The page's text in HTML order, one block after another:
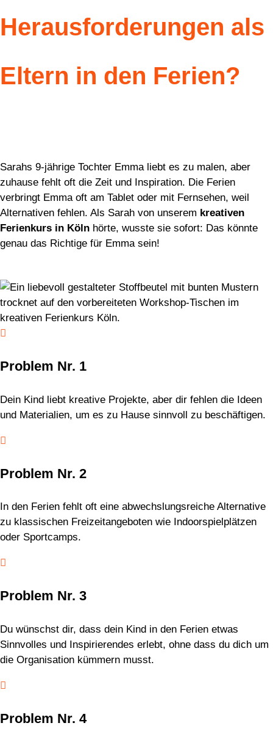
Herausforderungen als
Eltern in den Ferien?
Sarahs 9-jährige Tochter Emma liebt es zu malen, aber
zuhause fehlt oft die Zeit und Inspiration. Die Ferien
verbringt Emma oft am Tablet oder mit Fernsehen, weil
Alternativen fehlen. Als Sarah von unserem kreativen
Ferienkurs in Köln hörte, wusste sie sofort: Das könnte
genau das Richtige für Emma sein!

Problem Nr. 1
Dein Kind liebt kreative Projekte, aber dir fehlen die Ideen
und Materialien, um es zu Hause sinnvoll zu beschäftigen.

Problem Nr. 2
In den Ferien fehlt oft eine abwechslungsreiche Alternative
zu klassischen Freizeitangeboten wie Indoorspielplätzen
oder Sportcamps.

Problem Nr. 3
Du wünschst dir, dass dein Kind in den Ferien etwas
Sinnvolles und Inspirierendes erlebt, ohne dass du dich um
die Organisation kümmern musst.

Problem Nr. 4